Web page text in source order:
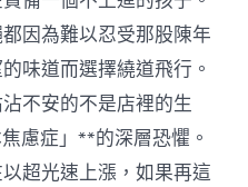
醫
院
健
檢
項
目
案〉
中
因為難以忍受那股陳年
味道而選擇繞道飛行。
不安的不是店裡的生
慮症」**的深層恐懼。
超光速上漲，如果再這